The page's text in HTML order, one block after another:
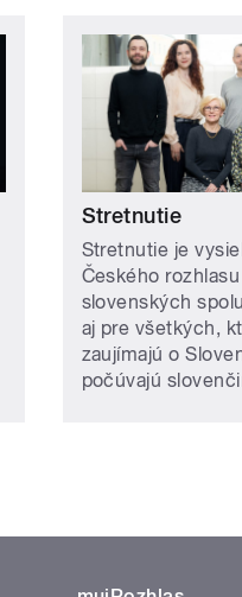
Stretnutie
Stretnutie je
Českého
slovenských
aj pre všetkých,
zaujímajú o
počúvajú